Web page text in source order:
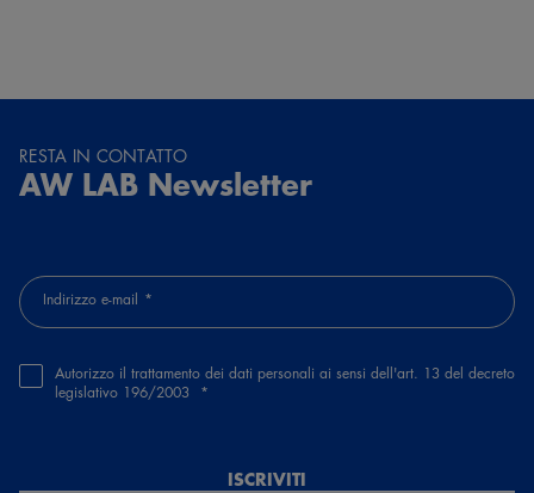
RESTA IN CONTATTO
AW LAB Newsletter
Indirizzo e-mail
Autorizzo il trattamento dei dati personali ai sensi dell'art. 13 del decreto
legislativo 196/2003
ISCRIVITI